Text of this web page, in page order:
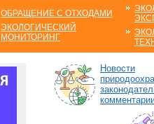
ОБРАЩЕНИЕ С ОТХОДАМИ
ЭКОЛОГИЧЕСКИЙ
МОНИТОРИНГ
Новости